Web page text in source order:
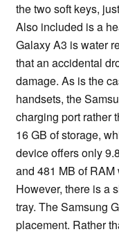
the two soft keys,
Also included is a
Galaxy A3 is water
that an accidental
damage. As is the
handsets, the
charging port rather
16 GB of storage,
device offers only
and 481 MB of
However, there is a
tray. The Samsung
placement. Rather